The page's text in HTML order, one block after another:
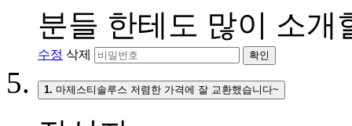
분들 한테도 많이 소개
수정 삭제 확인
1. 마제스티솔루스 저렴한 가격에 잘 교환했습니다~